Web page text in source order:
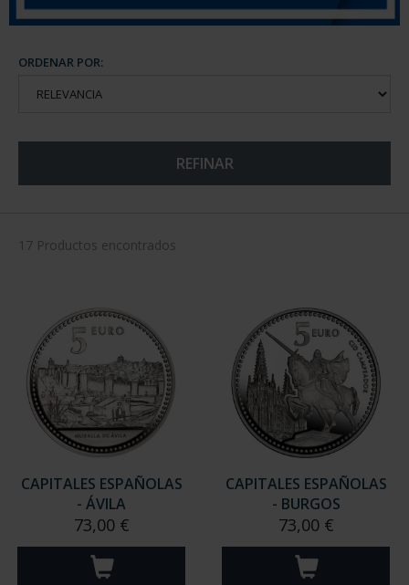
ORDENAR POR:
REFINAR
17 Productos encontrados
CAPITALES ESPAÑOLAS
- ÁVILA
73,00 €
CAPITALES ESPAÑOLAS
- BURGOS
73,00 €